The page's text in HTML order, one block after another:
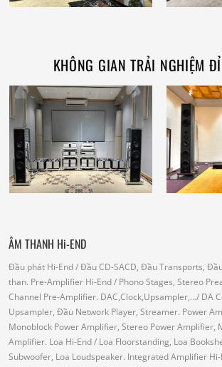
KHÔNG GIAN TRẢI NGHIỆM
ÂM THANH Hi-END
Đầu phát Hi-End/ Đầu CD-SACD, Đầu Transports,
than. Pre-Amplifier Hi-End/ Phono Stages, Stereo
Channel Pre-Amplifier. DAC,Clock,Upsampler,.../ DA
Upsampler, Đầu Network Player, Streamer. Power
Monoblock Power Amplifier, Stereo Power Amplifier,
Amplifier. Loa Hi-End/ Loa Floorstanding, Loa
Subwoofer, Loa Loudspeaker. Integrated Amplifier Hi-